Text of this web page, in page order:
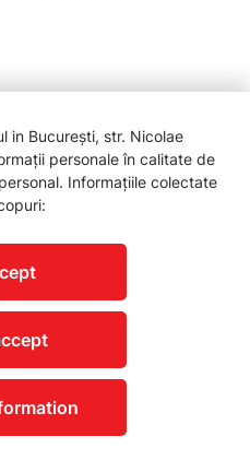
EXBA18V-55
in București, str. Nicolae
personale în calitate de
Informațiile colectate